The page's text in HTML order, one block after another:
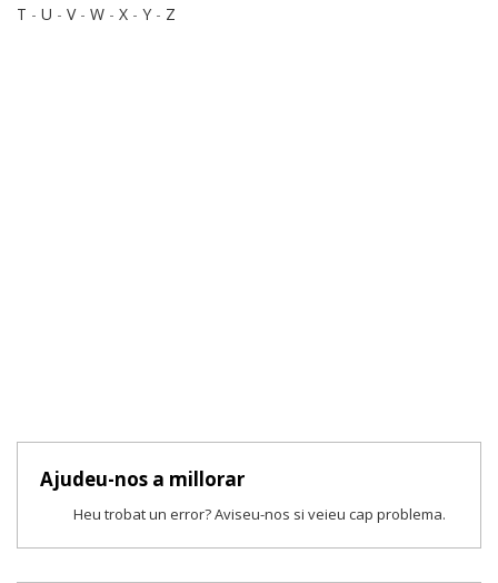
T - U - V- W - X - Y - Z
Ajudeu-nos a millorar
Heu trobat un error? Aviseu-nos si veieu cap problema.